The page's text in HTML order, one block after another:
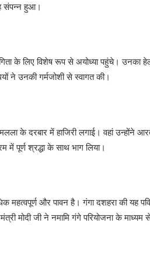
संपन्न हुआ।
के लिए विशेष रूप से अयोध्या पहुंचे। उनका
ने उनकी गर्मजोशी से स्वागत की।
के दरबार में हाजिरी लगाई। वहां उन्होंने
में पूर्ण श्रद्धा के साथ भाग लिया।
और पावन है। गंगा दशहरा की यह
मोदी जी ने नमामि गंगे परियोजना के